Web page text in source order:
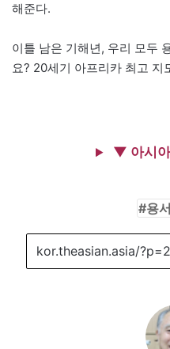
해준다.
이틀 남은 기해년, 우리 모두
요? 20세기 아프리카 최고 지
▼ 아시
용